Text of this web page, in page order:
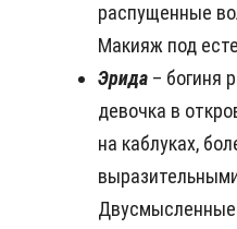
распущенные
Макияж под
Эрида – богиня
девочка в
на каблуках,